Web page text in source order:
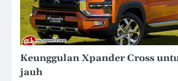
Keunggulan Xpander Cross
jauh